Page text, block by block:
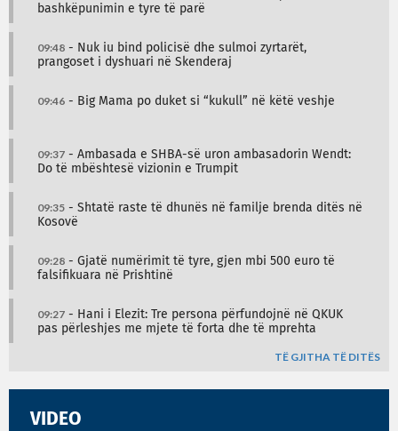
bashkëpunimin e tyre të parë
09:48 - Nuk iu bind policisë dhe sulmoi zyrtarët,
prangoset i dyshuari në Skenderaj
09:46 - Big Mama po duket si “kukull” në këtë veshje
09:37 - Ambasada e SHBA-së uron ambasadorin Wendt:
Do të mbështesë vizionin e Trumpit
09:35 - Shtatë raste të dhunës në familje brenda ditës në
Kosovë
09:28 - Gjatë numërimit të tyre, gjen mbi 500 euro të
falsifikuara në Prishtinë
09:27 - Hani i Elezit: Tre persona përfundojnë në QKUK
pas përleshjes me mjete të forta dhe të mprehta
TË GJITHA TË DITËS
VIDEO